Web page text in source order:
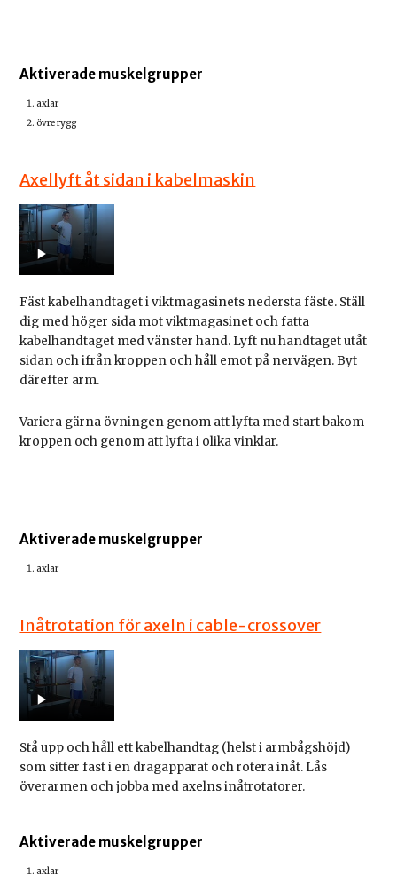
Aktiverade muskelgrupper
axlar
övre rygg
Axellyft åt sidan i kabelmaskin
Fäst kabelhandtaget i viktmagasinets nedersta fäste. Ställ
dig med höger sida mot viktmagasinet och fatta
kabelhandtaget med vänster hand. Lyft nu handtaget utåt
sidan och ifrån kroppen och håll emot på nervägen. Byt
därefter arm.
Variera gärna övningen genom att lyfta med start bakom
kroppen och genom att lyfta i olika vinklar.
Aktiverade muskelgrupper
axlar
Inåtrotation för axeln i cable-crossover
Stå upp och håll ett kabelhandtag (helst i armbågshöjd)
som sitter fast i en dragapparat och rotera inåt. Lås
överarmen och jobba med axelns inåtrotatorer.
Aktiverade muskelgrupper
axlar